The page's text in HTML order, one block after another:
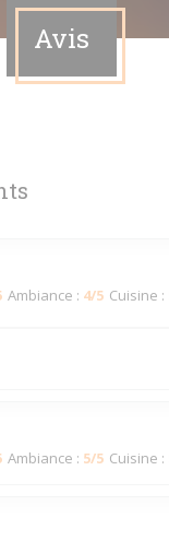
Avis
Ambiance : 4/5 Cuisine :
Ambiance : 5/5 Cuisine :